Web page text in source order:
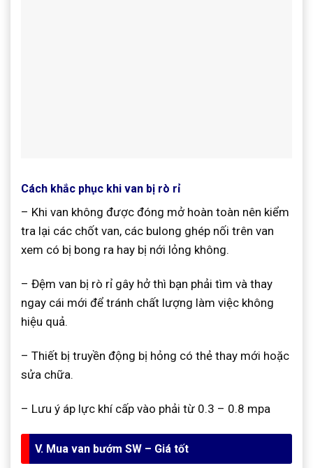
Cách khắc phục khi van bị rò rỉ
– Khi van không được đóng mở hoàn toàn nên kiểm
tra lại các chốt van, các bulong ghép nối trên van
xem có bị bong ra hay bị nới lỏng không.
– Đệm van bị rò rỉ gây hở thì bạn phải tìm và thay
ngay cái mới để tránh chất lượng làm việc không
hiệu quả.
– Thiết bị truyền động bị hỏng có thẻ thay mới hoặc
sửa chữa.
– Lưu ý áp lực khí cấp vào phải từ 0.3 – 0.8 mpa
V. Mua van bướm SW – Giá tốt